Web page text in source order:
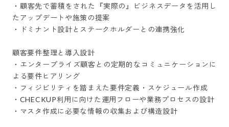
・顧客先で蓄積をされた『実際の』ビジネスデータを活用し
たアップデートや施策の提案
・ドミナント設計とステークホルダーとの連携強化
顧客要件整理と導入設計
・エンタープライズ顧客との定期的なコミュニケーションに
よる要件ヒアリング
・フィジビリティを踏まえた要件定義・スケジュール作成
・CHECKUP利用に向けた運用フローや業務プロセスの設計
・マスタ作成に必要な情報の収集および構造設計